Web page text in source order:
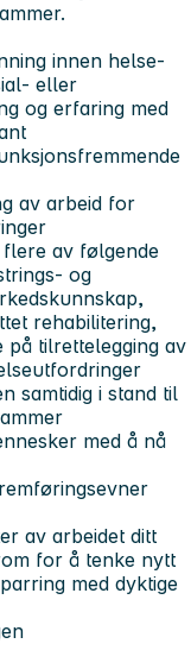
innen helse-
eller
og erfaring med
av arbeid for
av følgende
og
rehabilitering,
på tilrettelegging av
samtidig i stand til
med å nå
av arbeidet ditt
for å tenke nytt
med dyktige